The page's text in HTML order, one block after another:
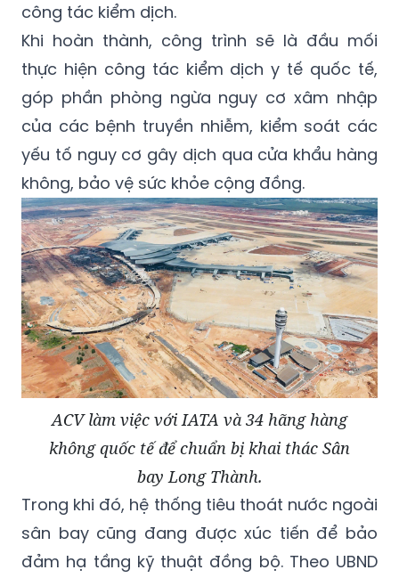
công tác kiểm dịch.
Khi hoàn thành, công trình sẽ là đầu mối
thực hiện công tác kiểm dịch y tế quốc tế,
góp phần phòng ngừa nguy cơ xâm nhập
của các bệnh truyền nhiễm, kiểm soát các
yếu tố nguy cơ gây dịch qua cửa khẩu hàng
không, bảo vệ sức khỏe cộng đồng.
ACV làm việc với IATA và 34 hãng hàng
không quốc tế để chuẩn bị khai thác Sân
bay Long Thành.
Trong khi đó, hệ thống tiêu thoát nước ngoài
sân bay cũng đang được xúc tiến để bảo
đảm hạ tầng kỹ thuật đồng bộ. Theo UBND